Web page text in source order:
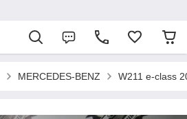
MERCEDES-BENZ W211 e-class